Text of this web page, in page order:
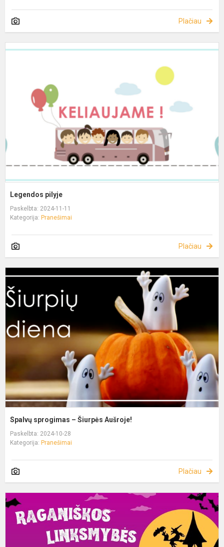
Plačiau
Legendos pilyje
Paskelbta: 2024-11-11
Kategorija: Pranešimai
Plačiau
Spalvų sprogimas – Šiurpės Aušroje!
Paskelbta: 2024-10-28
Kategorija: Pranešimai
Plačiau